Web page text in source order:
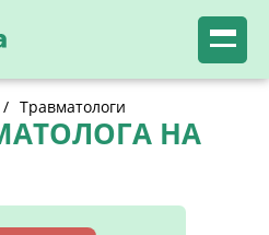
/ Травматологи
НА